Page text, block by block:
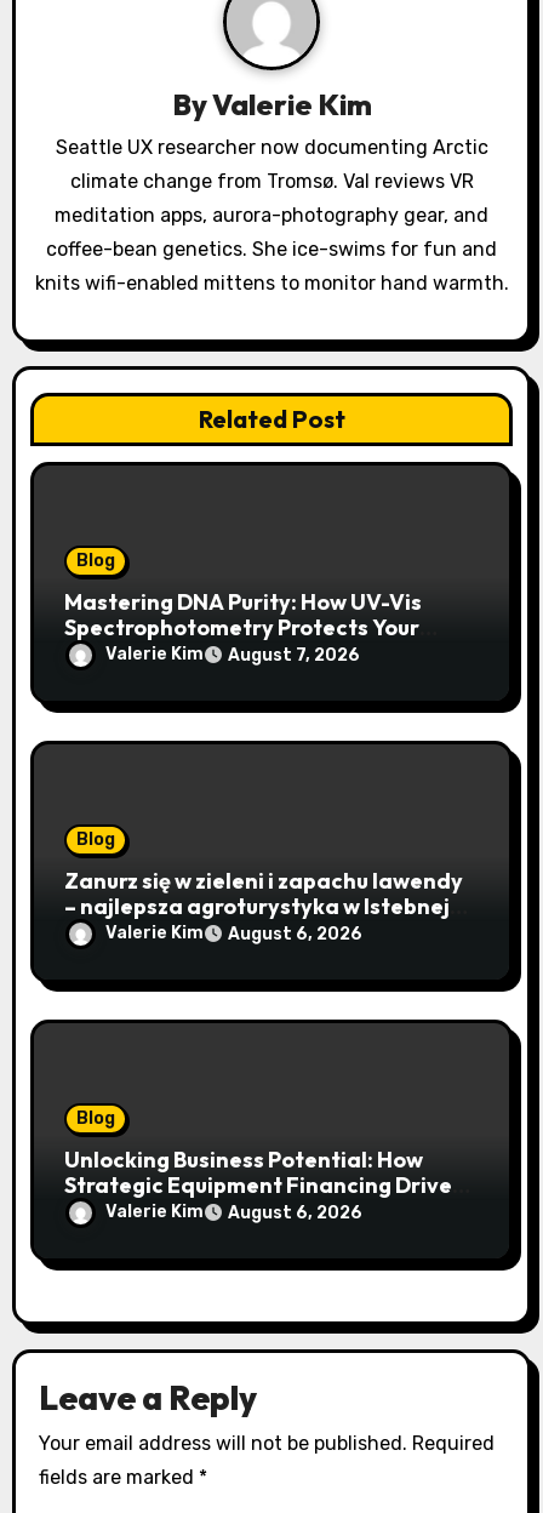
n
ByValerie Kim
Seattle UX researcher now documenting Arctic
climate change from Tromsø. Val reviews VR
meditation apps, aurora-photography gear, and
coffee-bean genetics. She ice-swims for fun and
knits wifi-enabled mittens to monitor hand warmth.
Related Post
Blog
Mastering DNA Purity: How UV-Vis
Spectrophotometry Protects Your
Research Integrity
Valerie Kim August 7, 2026
Blog
Zanurz się w zieleni i zapachu lawendy
– najlepsza agroturystyka w Istebnej
otwiera drzwi do beskidzkiego raju
Valerie Kim August 6, 2026
Blog
Unlocking Business Potential: How
Strategic Equipment Financing Drives
Growth Without Draining Cash
Valerie Kim August 6, 2026
Leave a Reply
Your email address will not be published. Required
fields are marked *